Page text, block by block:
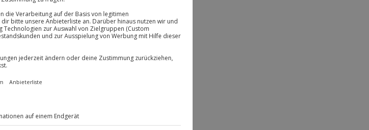
Volle Flexibilität
Jeder Gutschein für alle Erlebnisse einlösbar.
Maximale Sicherheit
Komfort
im
einem
Zugang
die Sinne.
genießt